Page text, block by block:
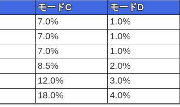
モードC
モードD
7.0%
1.0%
7.0%
1.0%
7.0%
1.0%
8.5%
2.0%
12.0%
3.0%
18.0% 4.0%